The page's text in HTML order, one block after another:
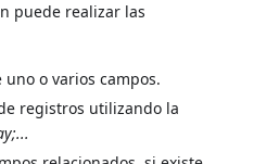
puede realizar las
o varios campos.
registros utilizando la